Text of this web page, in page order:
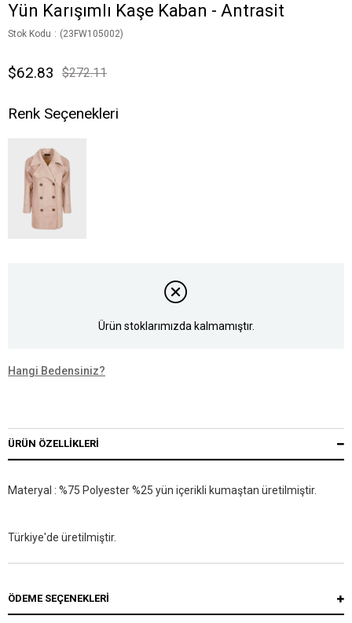
Yün Karışımlı Kaşe Kaban - Antrasit
Stok Kodu (23FW105002)
$272.11
$62.83
Renk Seçenekleri
Ürün stoklarımızda kalmamıştır.
Hangi Bedensiniz?
ÜRÜN ÖZELLIKLERI
Materyal : %75 Polyester %25 yün içerikli kumaştan üretilmiştir.
Türkiye'de üretilmiştir.
ÖDEME SEÇENEKLERI